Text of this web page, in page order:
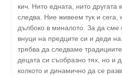
кич. Нито едната, нито другата
следва. Ние живеем тук и сега,
дълбоко в миналото. За да сме
внуци на предците си и деди
трябва да следваме
децата си съобразно тях, но и
колкото и динамично да се